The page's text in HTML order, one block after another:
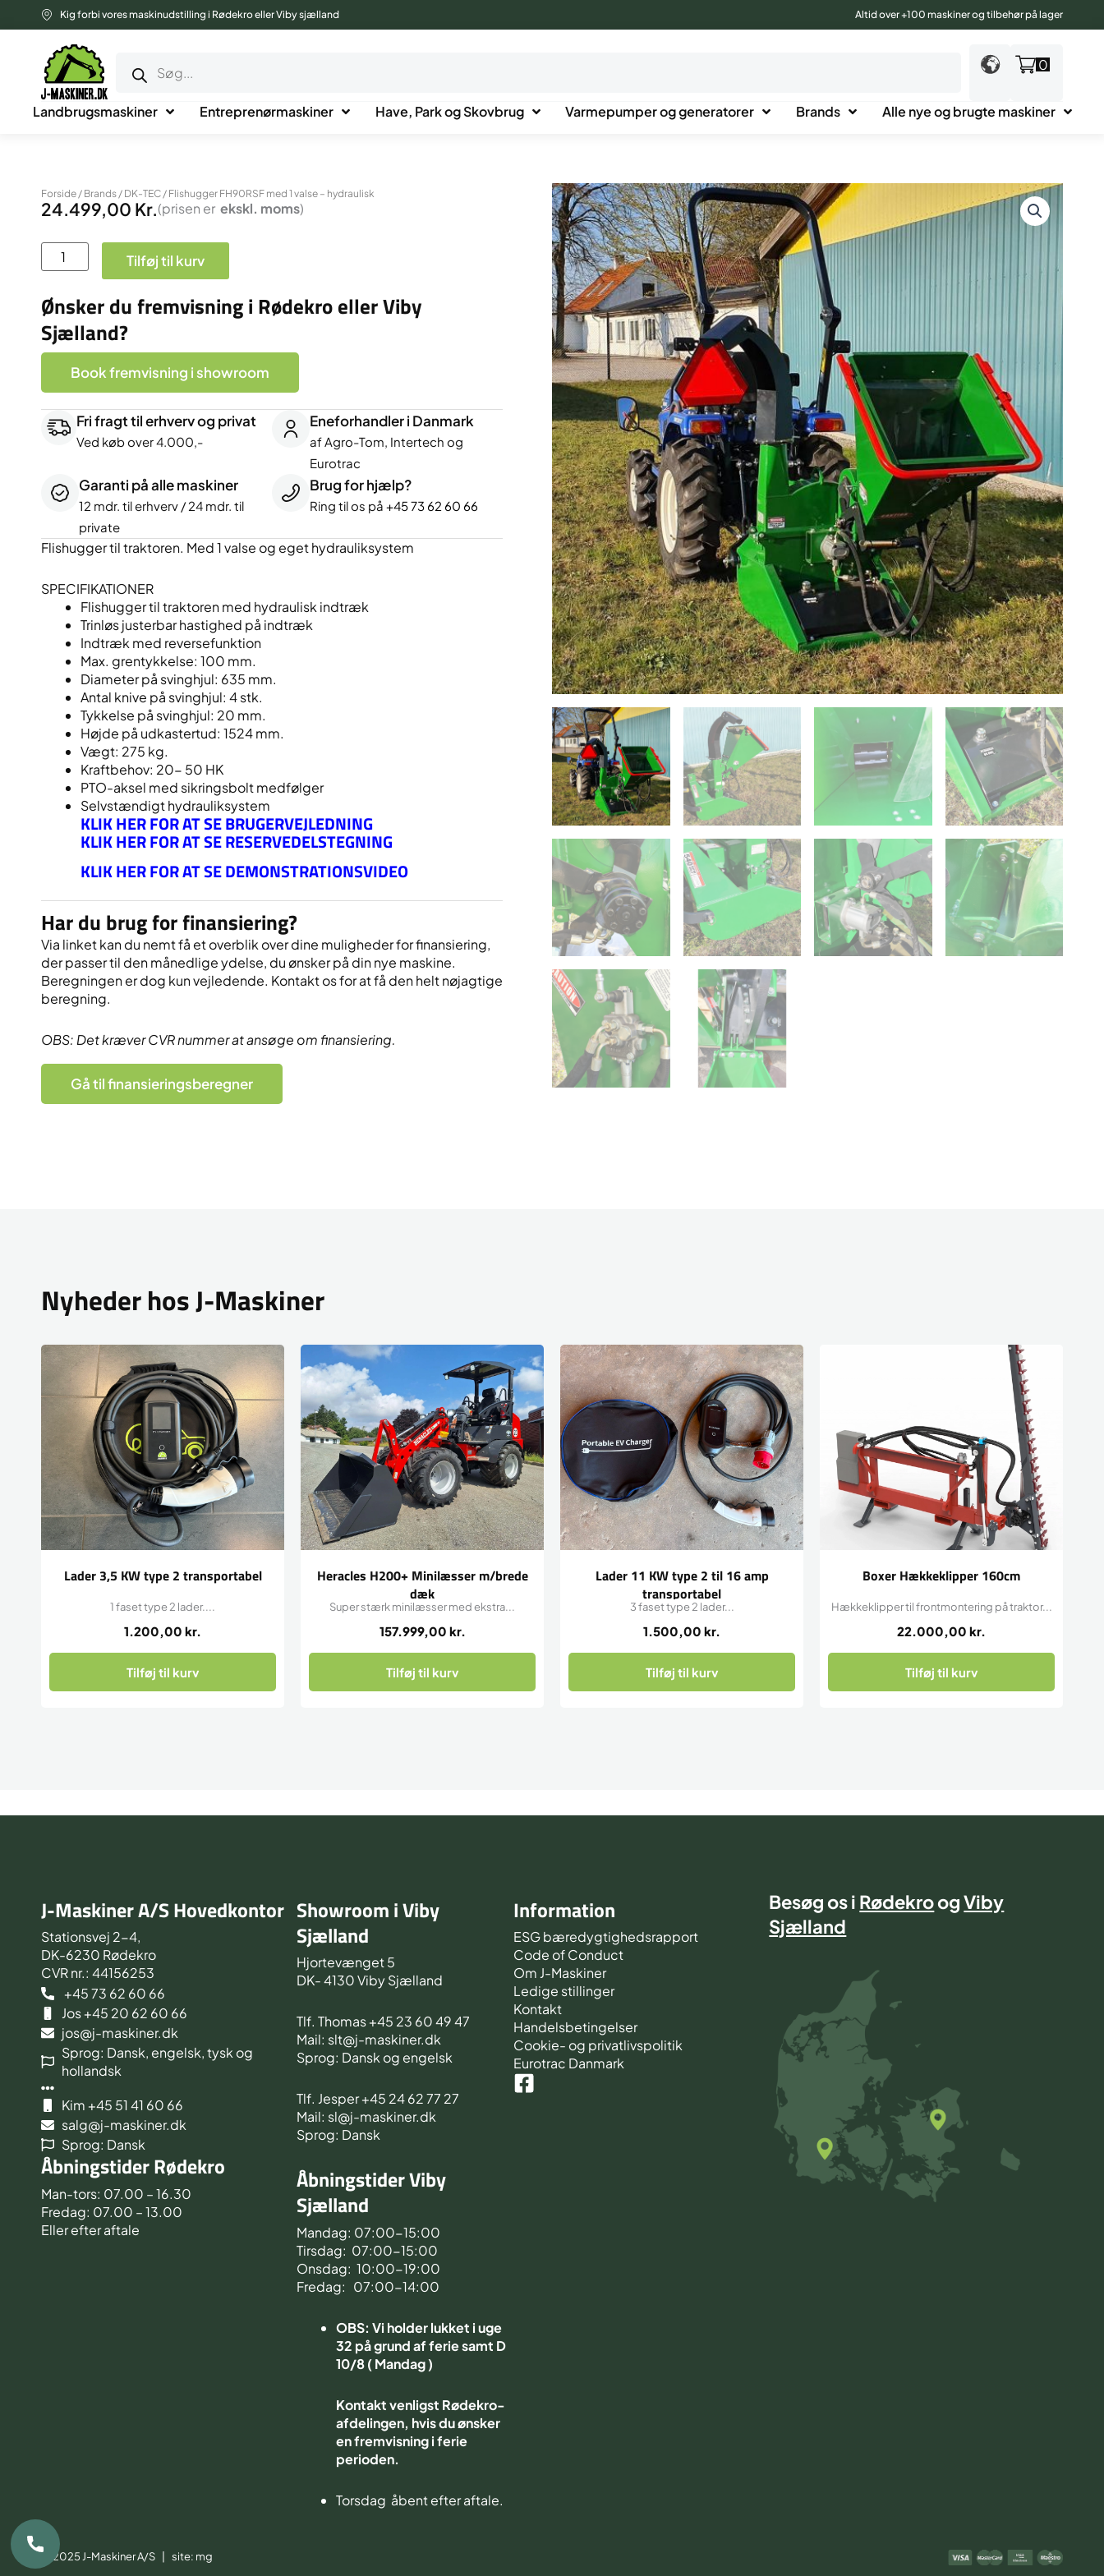
til
indholdet
Kig forbi vores maskinudstilling i Rødekro eller Viby sjælland Altid over +100 maskiner og tilbehør på lager
0
Landbrugsmaskiner Entreprenørmaskiner Have, Park og Skovbrug Varmepumper og generatorer Brands Alle nye og brugte maskiner
Forside / Brands / DK-TEC / Flishugger FH90RSF med 1 valse – hydraulisk
24.499,00 Kr.(prisen er ekskl. moms)
Flishugger
FH90RSF
med
1
valse
-
hydraulisk
Tilføj til kurv
Ønsker du fremvisning i Rødekro eller Viby
Sjælland?
Book fremvisning i showroom
Fri fragt til erhverv og privat
Ved køb over 4.000,-
Eneforhandler i Danmark
af Agro-Tom, Intertech og
Eurotrac
Garanti på alle maskiner
12 mdr. til erhverv / 24 mdr. til
private
Brug for hjælp?
Ring til os på +45 73 62 60 66
Flishugger til traktoren. Med 1 valse og eget hydrauliksystem
SPECIFIKATIONER
Flishugger til traktoren med hydraulisk indtræk
Trinløs justerbar hastighed på indtræk
Indtræk med reversefunktion
Max. grentykkelse: 100 mm.
Diameter på svinghjul: 635 mm.
Antal knive på svinghjul: 4 stk.
Tykkelse på svinghjul: 20 mm.
Højde på udkastertud: 1524 mm.
Vægt: 275 kg.
Kraftbehov: 20- 50 HK
PTO-aksel med sikringsbolt medfølger
Selvstændigt hydrauliksystem
KLIK HER FOR AT SE BRUGERVEJLEDNING
KLIK HER FOR AT SE RESERVEDELSTEGNING
KLIK HER FOR AT SE DEMONSTRATIONSVIDEO
Har du brug for finansiering?
Via linket kan du nemt få et overblik over dine muligheder for finansiering,
der passer til den månedlige ydelse, du ønsker på din nye maskine.
Beregningen er dog kun vejledende. Kontakt os for at få den helt nøjagtige
beregning.
OBS: Det kræver CVR nummer at ansøge om finansiering.
Gå til finansieringsberegner
Nyheder hos J-Maskiner
Lader 3,5 KW type 2 transportabel
1.200,00 kr.
1 faset type 2 lader....
Tilføj til kurv
Heracles H200+ Minilæsser m/brede
dæk
157.999,00 kr.
Super stærk minilæsser med ekstra...
Tilføj til kurv
Lader 11 KW type 2 til 16 amp
transportabel
1.500,00 kr.
3 faset type 2 lader...
Tilføj til kurv
Boxer Hækkeklipper 160cm
22.000,00 kr.
Hækkeklipper til frontmontering på traktor...
Tilføj til kurv
J-Maskiner A/S Hovedkontor
Stationsvej 2-4,
DK-6230 Rødekro
CVR nr.: 44156253
+45 73 62 60 66
Jos +45 20 62 60 66
jos@j-maskiner.dk
Sprog: Dansk, engelsk, tysk og
hollandsk
Kim +45 51 41 60 66
salg@j-maskiner.dk
Sprog: Dansk
Åbningstider Rødekro
Man-tors: 07.00 – 16.30
Fredag: 07.00 – 13.00
Eller efter aftale
Showroom i Viby
Sjælland
Hjortevænget 5
DK- 4130 Viby Sjælland
Tlf. Thomas +45 23 60 49 47
Mail: slt@j-maskiner.dk
Sprog: Dansk og engelsk
Tlf. Jesper +45 24 62 77 27
Mail: sl@j-maskiner.dk
Sprog: Dansk
Åbningstider Viby
Sjælland
Mandag: 07:00-15:00
Tirsdag: 07:00-15:00
Onsdag: 10:00-19:00
Fredag: 07:00-14:00
OBS: Vi holder lukket i uge
32 på grund af ferie samt D
10/8 ( Mandag )
Kontakt venligst Rødekro-
afdelingen, hvis du ønsker
en fremvisning i ferie
perioden.
Torsdag åbent efter aftale.
Information
ESG bæredygtighedsrapport
Code of Conduct
Om J-Maskiner
Ledige stillinger
Kontakt
Handelsbetingelser
Cookie- og privatlivspolitik
Eurotrac Danmark
Besøg os i RødekroogViby
Sjælland
© 2025 J-Maskiner A/S | site: mg